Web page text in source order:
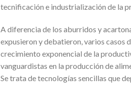
tecnificación e industrialización de la
A diferencia de los aburridos y
expusieron y debatieron, varios casos
crecimiento exponencial de la
vanguardistas en la producción de
Se trata de tecnologías sencillas que